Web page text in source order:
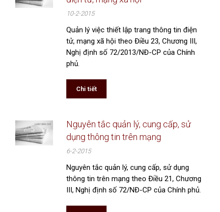
10-2-2015
Quản lý việc thiết lập trang thông tin điện
tử, mạng xã hội theo Điều 23, Chương III,
Nghị định số 72/2013/NĐ-CP của Chính
phủ.
Chi tiết
Nguyên tắc quản lý, cung cấp, sử
dụng thông tin trên mạng
6-2-2015
Nguyên tắc quản lý, cung cấp, sử dụng
thông tin trên mạng theo Điều 21, Chương
III, Nghị định số 72/NĐ-CP của Chính phủ.